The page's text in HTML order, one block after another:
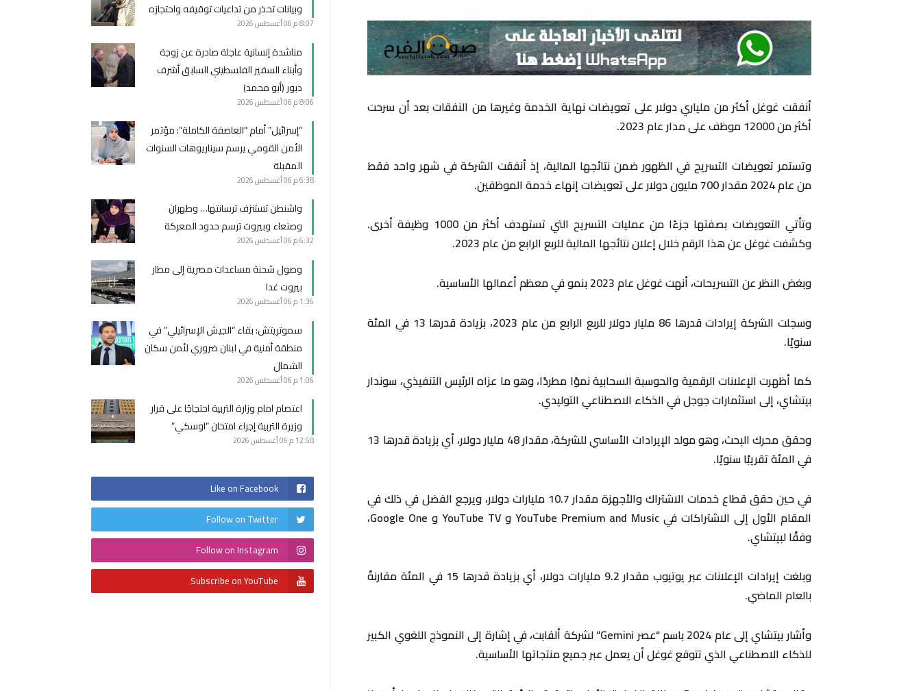
أنفقت غوغل أكثر من ملياري دولار على تعويضات نهاية الخدمة وغيرها من النفقات بعد أن سرحت
أكثر من 12000 موظف على مدار عام 2023.
وتستمر تعويضات التسريح في الظهور ضمن نتائجها المالية، إذ أنفقت الشركة في شهر واحد فقط
من عام 2024 مقدار 700 مليون دولار على تعويضات إنهاء خدمة الموظفين.
وتأتي التعويضات بصفتها جزءًا من عمليات التسريح التي تستهدف أكثر من 1000 وظيفة أخرى.
وكشفت غوغل عن هذا الرقم خلال إعلان نتائجها المالية للربع الرابع من عام 2023.
وبغض النظر عن التسريحات، أنهت غوغل عام 2023 بنمو في معظم أعمالها الأساسية.
وسجلت الشركة إيرادات قدرها 86 مليار دولار للربع الرابع من عام 2023، بزيادة قدرها 13 في المئة
سنويًا.
كما أظهرت الإعلانات الرقمية والحوسبة السحابية نموًا مطردًا، وهو ما عزاه الرئيس التنفيذي، سوندار
بيتشاي، إلى استثمارات جوجل في الذكاء الاصطناعي التوليدي.
وحقق محرك البحث، وهو مولد الإيرادات الأساسي للشركة، مقدار 48 مليار دولار، أي بزيادة قدرها 13
في المئة تقريبًا سنويًا.
في حين حقق قطاع خدمات الاشتراك والأجهزة مقدار 10.7 مليارات دولار، ويرجع الفضل في ذلك في
المقام الأول إلى الاشتراكات في YouTube Premium and Music و YouTube TV و Google One،
وفقًا لبيتشاي.
وبلغت إيرادات الإعلانات عبر يوتيوب مقدار 9.2 مليارات دولار، أي بزيادة قدرها 15 في المئة مقارنةً
بالعام الماضي.
وأشار بيتشاي إلى عام 2024 باسم “عصر Gemini” لشركة ألفابت، في إشارة إلى النموذج اللغوي الكبير
للذكاء الاصطناعي الذي تتوقع غوغل أن يعمل عبر جميع منتجاتها الأساسية.
وبيانات تحذر من تداعيات توقيفه واحتجازه
8:07 م 06 أغسطس 2026
مناشدة إنسانية عاجلة صادرة عن زوجة
وأبناء السفير الفلسطيني السابق أشرف
دبور (أبو محمد)
8:06 م 06 أغسطس 2026
“إسرائيل” أمام “العاصفة الكاملة”: مؤتمر
الأمن القومي يرسم سيناريوهات السنوات
المقبلة
6:38 م 06 أغسطس 2026
واشنطن تستنزف ترسانتها… وطهران
وصنعاء وبيروت ترسم حدود المعركة
6:32 م 06 أغسطس 2026
وصول شحنة مساعدات مصرية إلى مطار
بيروت غدا
1:36 م 06 أغسطس 2026
سموتريتش: بقاء “الجيش الإسرائيلي” في
منطقة أمنية في لبنان ضروري لأمن سكان
الشمال
1:06 م 06 أغسطس 2026
اعتصام امام وزارة التربية احتجاجًا على قرار
وزيرة التربية إجراء امتحان “اوسكي”
12:58 م 06 أغسطس 2026
Like on Facebook
Follow on Twitter
Follow on Instagram
Subscribe on YouTube